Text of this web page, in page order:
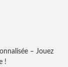
– Jouez
!